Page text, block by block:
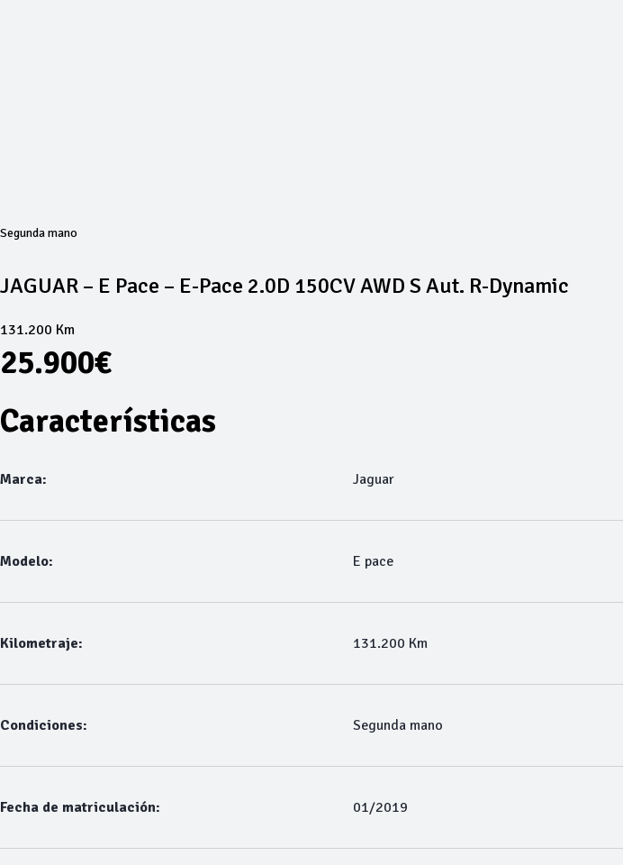
Segunda mano
JAGUAR – E Pace – E-Pace 2.0D 150CV AWD S Aut. R-Dynamic
131.200 Km
25.900€
Características
Marca: Jaguar
Modelo: E pace
Kilometraje: 131.200 Km
Condiciones: Segunda mano
Fecha de matriculación: 01/2019